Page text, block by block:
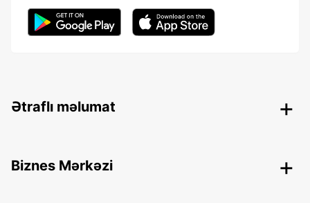
Ətraflı məlumat
Biznes Mərkəzi